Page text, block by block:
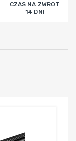
CZAS NA ZWROT
14 DNI